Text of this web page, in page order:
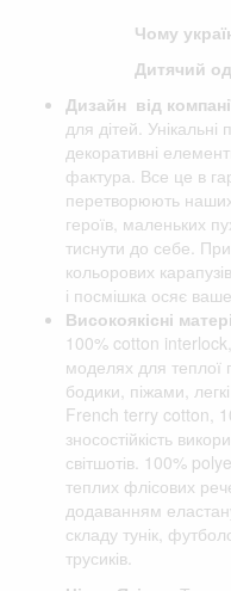
Чому
Дитячий
Дизайн від
для дітей.
декоративні
фактура. Все це в
перетворюють
героїв, маленьких
тиснути до себе.
кольорових
і посмішка осяє
Високоякісні
100% cotton
моделях для теплої
бодики, піжами,
French terry cotton,
зносостійкість
світшотів. 100%
теплих флісових
додаванням
складу тунік,
трусиків.